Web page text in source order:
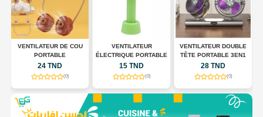
VENTILATEUR DE COU
PORTABLE
24 TND
(0)
VENTILATEUR
ÉLECTRIQUE PORTABLE
15 TND
(0)
VENTILATEUR DOUBLE
TÊTE PORTABLE 3EN1
28 TND
(0)